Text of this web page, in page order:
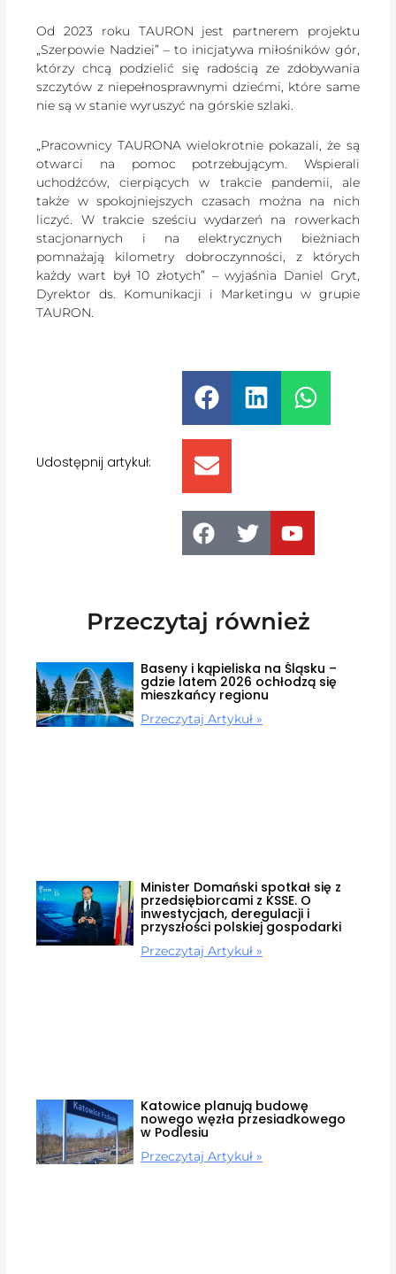
Od 2023 roku TAURON jest partnerem projektu
„Szerpowie Nadziei” – to inicjatywa miłośników gór,
którzy chcą podzielić się radością ze zdobywania
szczytów z niepełnosprawnymi dziećmi, które same
nie są w stanie wyruszyć na górskie szlaki.
„Pracownicy TAURONA wielokrotnie pokazali, że są
otwarci na pomoc potrzebującym. Wspierali
uchodźców, cierpiących w trakcie pandemii, ale
także w spokojniejszych czasach można na nich
liczyć. W trakcie sześciu wydarzeń na rowerkach
stacjonarnych i na elektrycznych bieżniach
pomnażają kilometry dobroczynności, z których
każdy wart był 10 złotych” – wyjaśnia Daniel Gryt,
Dyrektor ds. Komunikacji i Marketingu w grupie
TAURON.
Udostępnij artykuł:
Przeczytaj również
Baseny i kąpieliska na Śląsku –
gdzie latem 2026 ochłodzą się
mieszkańcy regionu
Przeczytaj Artykuł »
Minister Domański spotkał się z
przedsiębiorcami z KSSE. O
inwestycjach, deregulacji i
przyszłości polskiej gospodarki
Przeczytaj Artykuł »
Katowice planują budowę
nowego węzła przesiadkowego
w Podlesiu
Przeczytaj Artykuł »